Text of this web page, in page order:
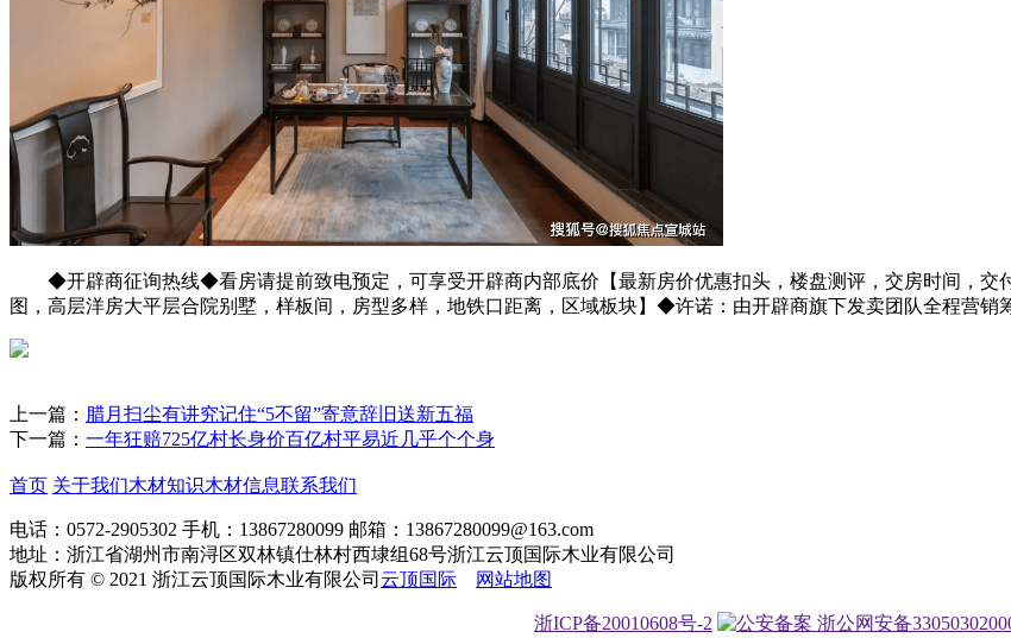
◆开辟商征询热线◆看房请提前致电预定，可享受开辟商内部底价【最新房价优惠扣头，楼盘测评，交房时间，交
图，高层洋房大平层合院别墅，样板间，房型多样，地铁口距离，区域板块】◆许诺：由开辟商旗下发卖团队全程营销
上一篇： 腊月扫尘有讲究记住“5不留”寄意辞旧送新五福
下一篇： 一年狂赔725亿村长身价百亿村平易近几乎个个身
首页 关于我们木材知识木材信息联系我们
电话：0572-2905302 手机：13867280099 邮箱：13867280099@163.com
地址：浙江省湖州市南浔区双林镇仕林村西埭组68号浙江云顶国际木业有限公司
版权所有 © 2021 浙江云顶国际木业有限公司 云顶国际 网站地图
浙ICP备20010608号-2 浙公网安备